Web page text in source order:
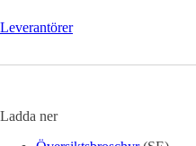
Mätning
Leverantörer
Ladda ner